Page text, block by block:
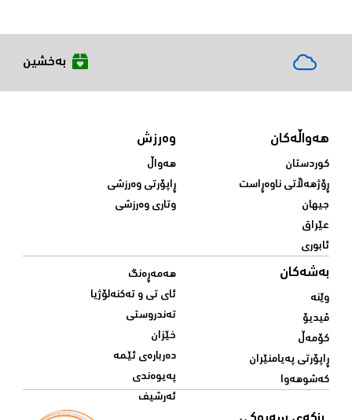
بەخشین
هەواڵەکان
کوردستان
ڕۆژهەڵاتی ناوەڕاست
جیهان
عێراق
ئابوری
وەرزش
هەواڵ
ڕاپۆرتی وەرزشی
وتاری وەرزشی
بەشەکان
وێنە
ڤیدیۆ
کۆمەڵ
ڕاپۆرتی پەیامنێران
کەشوهەوا
هەمەڕەنگ
ئای تی و تەکنەلۆژیا
تەندروستی
خێزان
دەربارەی ئێمە
پەیوەندی
ئەرشیف